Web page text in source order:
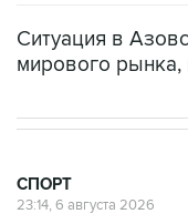
Ситуация в
мирового рынка,
СПОРТ
23:14, 6 августа 2026